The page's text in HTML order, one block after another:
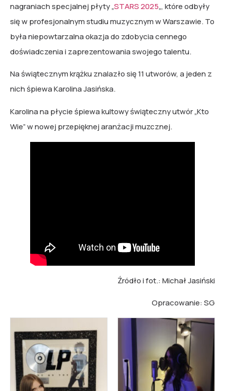
nagraniach specjalnej płyty „STARS 2025„, które odbyły
się w profesjonalnym studiu muzycznym w Warszawie. To
była niepowtarzalna okazja do zdobycia cennego
doświadczenia i zaprezentowania swojego talentu.
Na świątecznym krążku znalazło się 11 utworów, a jeden z
nich śpiewa Karolina Jasińska.
Karolina na płycie śpiewa kultowy świąteczny utwór „Kto
Wie” w nowej przepięknej aranżacji muzcznej.
Źródło i fot.: Michał Jasiński
Opracowanie: SG